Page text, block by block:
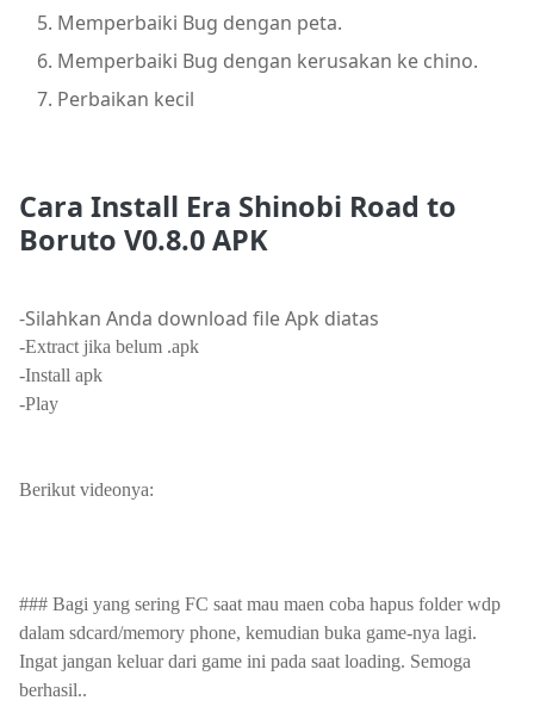
Memperbaiki Bug dengan peta.
Memperbaiki Bug dengan kerusakan ke chino.
Perbaikan kecil
Cara Install Era Shinobi Road to
Boruto V0.8.0 APK
-Silahkan Anda download file Apk diatas
-Extract jika belum .apk
-Install apk
-Play
Berikut videonya:
### Bagi yang sering FC saat mau maen coba hapus folder wdp
dalam sdcard/memory phone, kemudian buka game-nya lagi.
Ingat jangan keluar dari game ini pada saat loading. Semoga
berhasil..